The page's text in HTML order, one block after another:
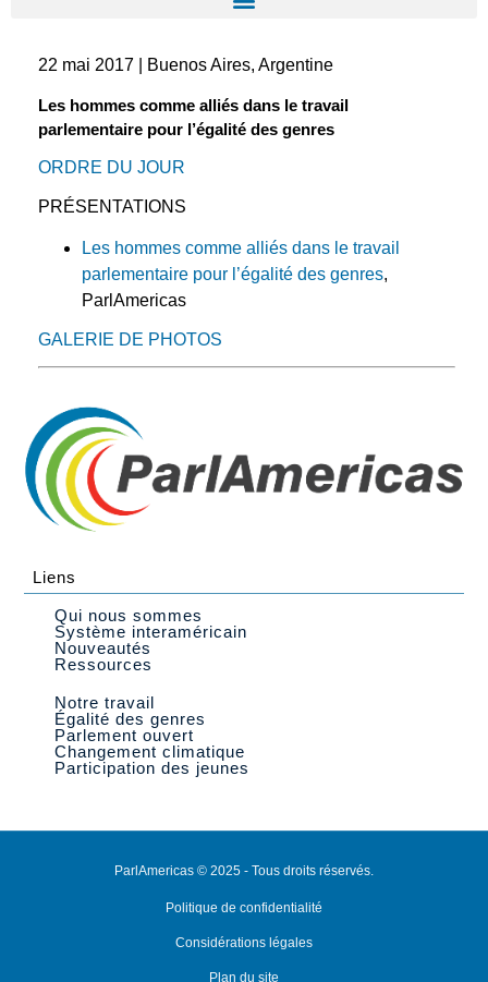
22 mai 2017 | Buenos Aires, Argentine
Les hommes comme alliés dans le travail
parlementaire pour l’égalité des genres
ORDRE DU JOUR
PRÉSENTATIONS
Les hommes comme alliés dans le travail
parlementaire pour l’égalité des genres,
ParlAmericas
GALERIE DE PHOTOS
Liens
Qui nous sommes
Système interaméricain
Nouveautés
Ressources
Notre travail
Égalité des genres
Parlement ouvert
Changement climatique
Participation des jeunes
ParlAmericas © 2025 - Tous droits réservés.
Politique de confidentialité
Considérations légales
Plan du site